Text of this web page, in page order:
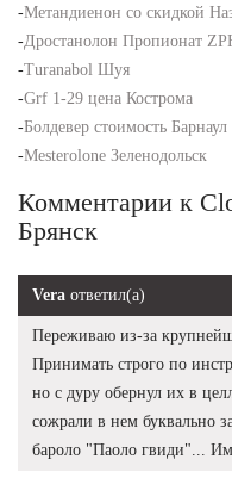
-Метандиенон со скидкой
-Дростанолон Пропионат
-Turanabol Шуя
-Grf 1-29 цена Кострома
-Болдевер стоимость Барнаул
-Mesterolone Зеленодольск
Комментарии к
Брянск
Vera ответил(а)
Переживаю из-за
Принимать строго по
но с дуру обернул их в
сожрали в нем буквально
бароло "Паоло гвиди"...